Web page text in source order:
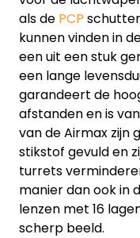
als de PCP
kunnen vinden in
een uit een stuk
een lange
garandeert de
afstanden en is
van de Airmax zijn
stikstof gevuld en
turrets
manier dan ook in
lenzen met 16
scherp beeld.